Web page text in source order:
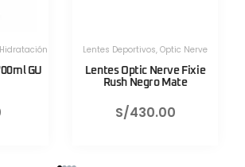
,
Valve pro
Herramientas,
Válvula CNC TLR Valve pro
S/130.00